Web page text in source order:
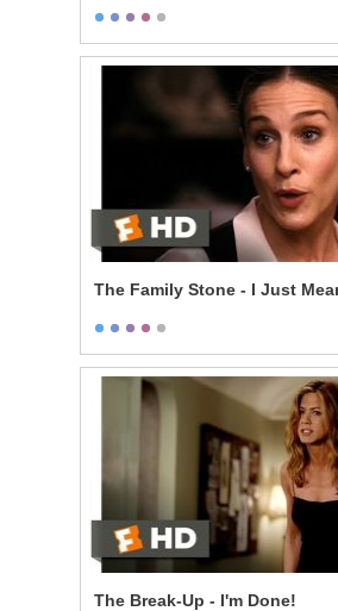
The Family Stone - I Just
The Break-Up - I'm Done!